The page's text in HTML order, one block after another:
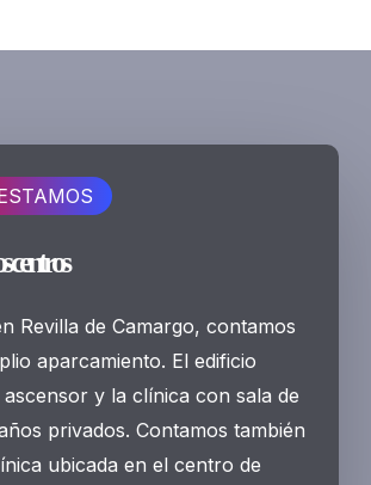
centros
Revilla de Camargo, contamos
aparcamiento. El edificio
ascensor y la clínica con sala de
privados. Contamos también
ubicada en el centro de